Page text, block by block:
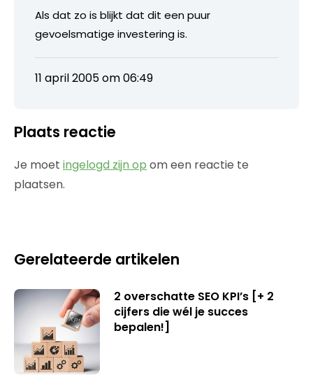
Als dat zo is blijkt dat dit een puur
gevoelsmatige investering is.
11 april 2005 om 06:49
Plaats reactie
Je moet ingelogd zijn op om een reactie te
plaatsen.
Gerelateerde artikelen
2 overschatte SEO KPI’s [+ 2
cijfers die wél je succes
bepalen!]